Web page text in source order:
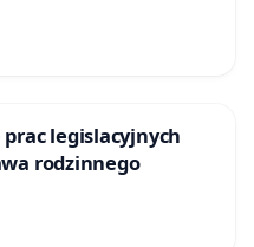
i
NCN to tlen
za naszą
że
się wyłącznie na
legislacyjnych
rodzinnego